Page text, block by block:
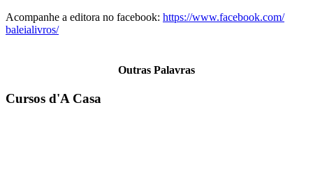
Acompanhe a editora no facebook: https://www.facebook.com/
baleialivros/
Outras Palavras
Cursos d'A Casa